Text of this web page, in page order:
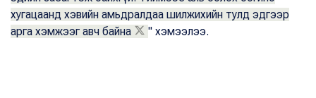
хугацаанд хэвийн амьдралдаа шилжихийн тулд эдгээр
арга хэмжээг авч байна
" хэмээлээ.